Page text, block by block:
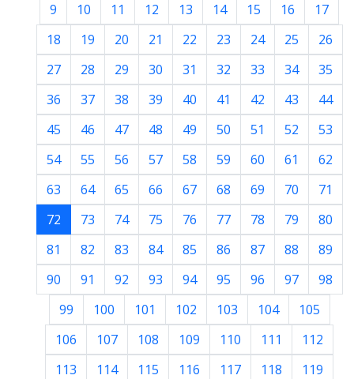
9
10 11 12 13 14 15 16
17
18
19 20 21 22 23 24 25
26
27
28 29 30 31 32 33 34
35
36
37 38 39 40 41 42 43
44
45
46 47 48 49 50 51 52
53
54
55 56 57 58 59 60 61
62
63
64 65 66 67 68 69 70
71
72
73 74 75 76 77 78 79
80
81
82 83 84 85 86 87 88
89
90
91 92 93 94 95 96 97
98
99
100 101 102 103 104
105
106
107 108 109 110 111
112
113
114 115 116 117 118
119